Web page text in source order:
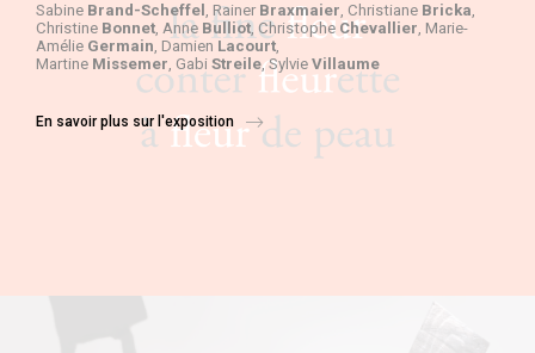
Sabine Brand-Scheffel , Rainer Braxmaier, Christiane Bricka,
Christine Bonnet, Anne Bulliot, Christophe Chevallier, Marie-
Amélie Germain, Damien Lacourt,
Martine Missemer, Gabi Streile, Sylvie Villaume
En savoir plus sur l'exposition